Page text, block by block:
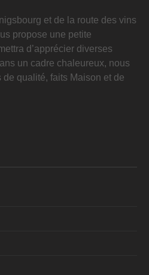
et de la route des vins
propose une petite
d’apprécier diverses
un cadre chaleureux, nous
qualité, faits Maison et de